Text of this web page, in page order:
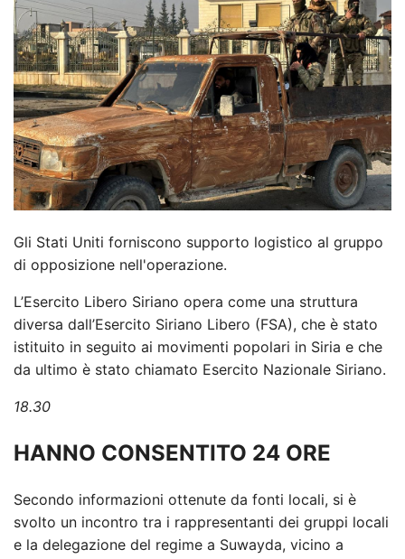
Gli Stati Uniti forniscono supporto logistico al gruppo
di opposizione nell'operazione.
L’Esercito Libero Siriano opera come una struttura
diversa dall’Esercito Siriano Libero (FSA), che è stato
istituito in seguito ai movimenti popolari in Siria e che
da ultimo è stato chiamato Esercito Nazionale Siriano.
18.30
HANNO CONSENTITO 24 ORE
Secondo informazioni ottenute da fonti locali, si è
svolto un incontro tra i rappresentanti dei gruppi locali
e la delegazione del regime a Suwayda, vicino a